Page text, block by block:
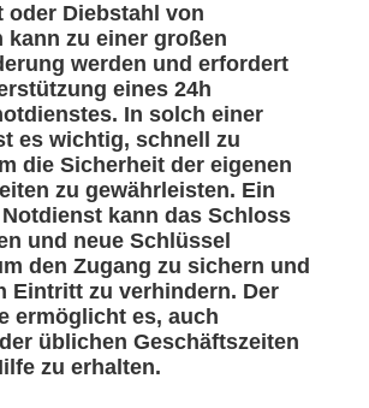
oder Diebstahl von
kann zu einer großen
werden und erfordert
eines 24h
In solch einer
es wichtig, schnell zu
die Sicherheit der eigenen
zu gewährleisten. Ein
kann das Schloss
und neue Schlüssel
den Zugang zu sichern und
Eintritt zu verhindern. Der
ermöglicht es, auch
üblichen Geschäftszeiten
zu erhalten.